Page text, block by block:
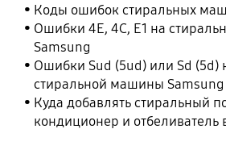
Коды ошибок стиральных
Ошибки 4E, 4C, E1 на
Samsung
Ошибки Sud (5ud) или Sd (5d)
стиральной машины Samsung
Куда добавлять стиральный
кондиционер и отбеливатель